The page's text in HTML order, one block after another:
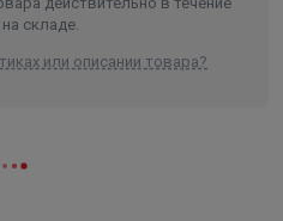
складе.
или описании товара?